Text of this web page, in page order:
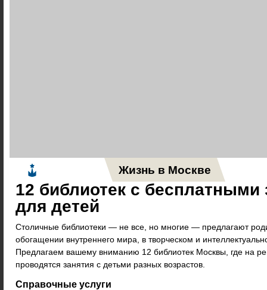
Жизнь в Москве
12 библиотек с бесплатными
для детей
Столичные библиотеки — не все, но многие — предлагают
обогащении внутреннего мира, в творческом и
Предлагаем вашему вниманию 12 библиотек Москвы, где на
проводятся занятия с детьми разных возрастов.
Справочные услуги